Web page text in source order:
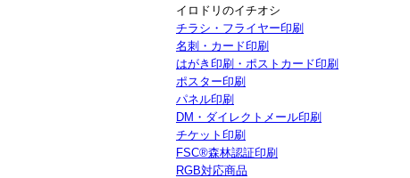
イロドリのイチオシ
チラシ・フライヤー印刷
名刺・カード印刷
はがき印刷・ポストカード印刷
ポスター印刷
パネル印刷
DM・ダイレクトメール印刷
チケット印刷
FSC®森林認証印刷
RGB対応商品